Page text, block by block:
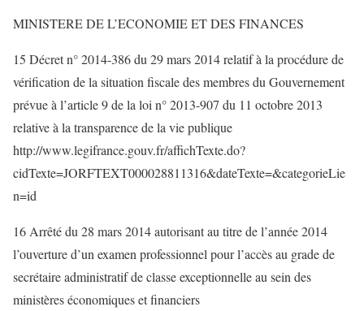
MINISTERE DE L’ECONOMIE ET DES FINANCES
15 Décret n° 2014-386 du 29 mars 2014 relatif à la procédure de
vérification de la situation fiscale des membres du Gouvernement
prévue à l’article 9 de la loi n° 2013-907 du 11 octobre 2013
relative à la transparence de la vie publique
http://www.legifrance.gouv.fr/affichTexte.do?
cidTexte=JORFTEXT000028811316&dateTexte=&categorieLie
n=id
16 Arrêté du 28 mars 2014 autorisant au titre de l’année 2014
l’ouverture d’un examen professionnel pour l’accès au grade de
secrétaire administratif de classe exceptionnelle au sein des
ministères économiques et financiers